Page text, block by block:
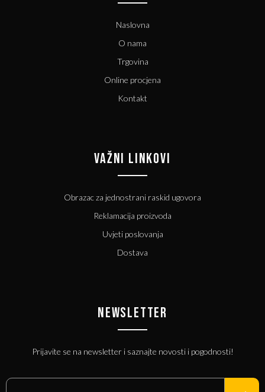
Naslovna
O nama
Trgovina
Online procjena
Kontakt
VAŽNI LINKOVI
Obrazac za jednostrani raskid ugovora
Reklamacija proizvoda
Uvjeti poslovanja
Dostava
NEWSLETTER
Prijavite se na newsletter i saznajte novosti i pogodnosti!